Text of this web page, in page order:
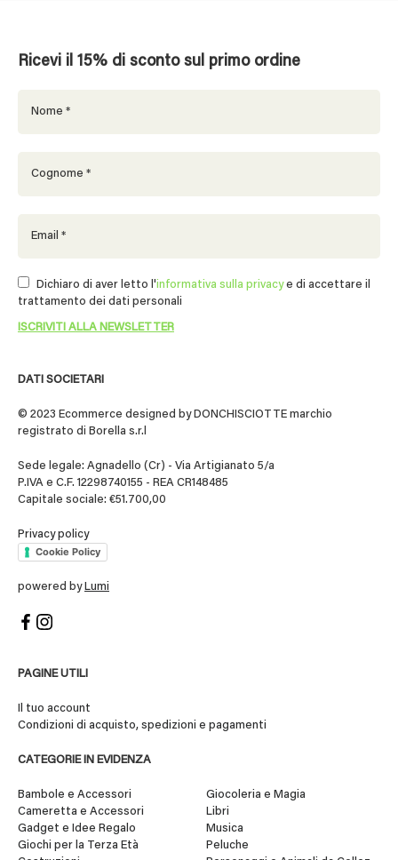
DATI SOCIETARI
© 2023 Ecommerce designed by DONCHISCIOTTE marchio
registrato di Borella s.r.l
Sede legale: Agnadello (Cr) - Via Artigianato 5/a
P.IVA e C.F. 12298740155 - REA CR148485
Capitale sociale: €51.700,00
Privacy policy
Cookie Policy
powered by Lumi
PAGINE UTILI
Il tuo account
Condizioni di acquisto, spedizioni e pagamenti
CATEGORIE IN EVIDENZA
Bambole e Accessori
Cameretta e Accessori
Gadget e Idee Regalo
Giochi per la Terza Età
Giocoleria e Magia
Libri
Musica
Peluche
Ricevi il 15% di sconto sul primo ordine
Dichiaro di aver letto l'informativa sulla privacye di accettare il
trattamento dei dati personali